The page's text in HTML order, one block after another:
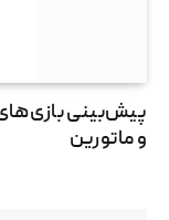
و ماتورین